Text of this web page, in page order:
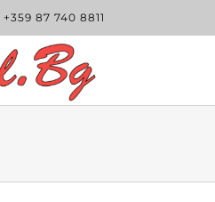
+359 87 740 8811